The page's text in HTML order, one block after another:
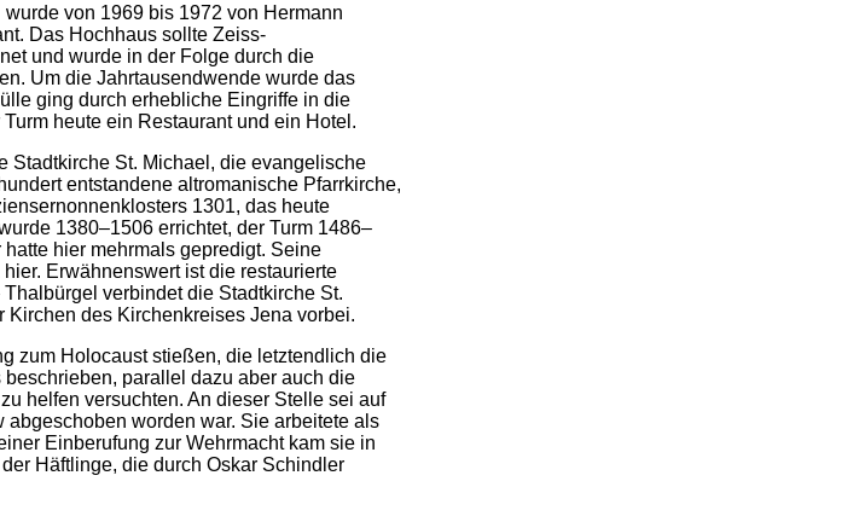
wurde von 1969 bis 1972 von Hermann
Das Hochhaus sollte Zeiss-
und wurde in der Folge durch die
Um die Jahrtausendwende wurde das
ging durch erhebliche Eingriffe in die
heute ein Restaurant und ein Hotel.
Stadtkirche St. Michael, die evangelische
entstandene altromanische Pfarrkirche,
1301, das heute
1380–1506 errichtet, der Turm 1486–
hier mehrmals gepredigt. Seine
Erwähnenswert ist die restaurierte
verbindet die Stadtkirche St.
des Kirchenkreises Jena vorbei.
zum Holocaust stießen, die letztendlich die
parallel dazu aber auch die
helfen versuchten. An dieser Stelle sei auf
worden war. Sie arbeitete als
Einberufung zur Wehrmacht kam sie in
Häftlinge, die durch Oskar Schindler